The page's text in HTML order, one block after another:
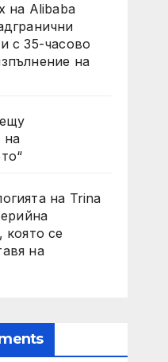
на Alibaba
с 35-часово
на
на
на Trina
която се
на